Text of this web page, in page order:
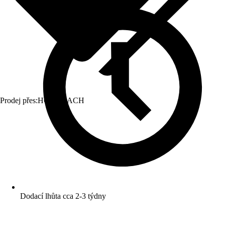
Prodej přes:HORNBACH
Dodací lhůta cca 2-3 týdny